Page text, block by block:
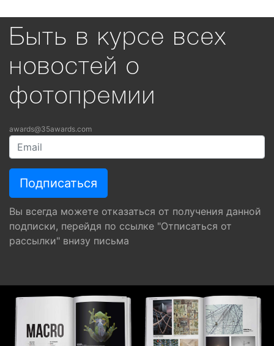
Быть в курсе всех
новостей о
фотопремии
awards@35awards.com
Вы всегда можете отказаться от получения данной
подписки, перейдя по ссылке "Отписаться от
рассылки" внизу письма